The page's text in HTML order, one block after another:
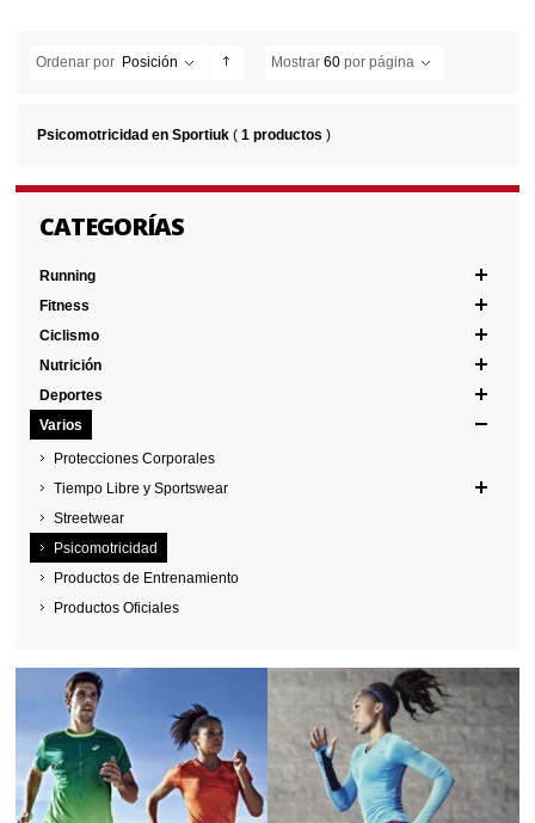
Ordenar por Posición Mostrar 60 por página
Psicomotricidad en Sportiuk (1 productos )
CATEGORÍAS
Running
Fitness
Ciclismo
Nutrición
Deportes
Varios
Protecciones Corporales
Tiempo Libre y Sportswear
Streetwear
Psicomotricidad
Productos de Entrenamiento
Productos Oficiales